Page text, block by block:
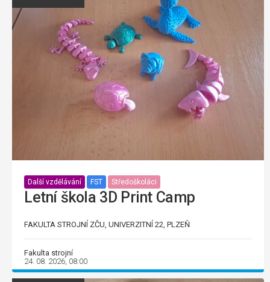
Další vzdělávání FST Středoškoláci
Letní škola 3D Print Camp
FAKULTA STROJNÍ ZČU, UNIVERZITNÍ 22, PLZEŇ
Fakulta strojní
24. 08. 2026, 08:00